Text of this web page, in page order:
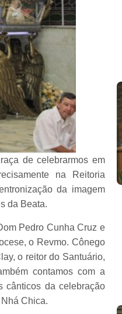
de celebrarmos em
na Reitoria
da imagem
da Beata.
Pedro Cunha Cruz e
o Revmo. Cônego
o reitor do Santuário,
contamos com a
cânticos da celebração
Chica.